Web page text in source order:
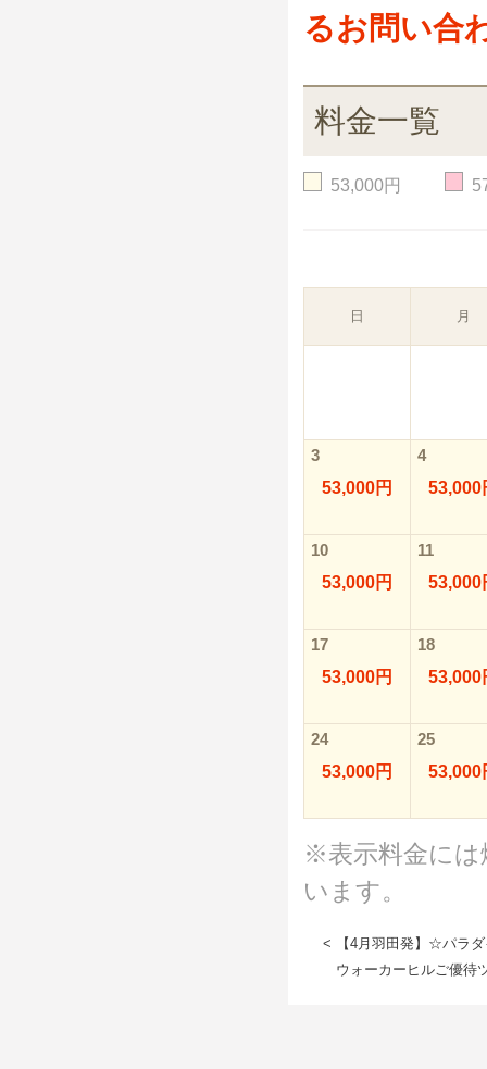
るお問い合
料金一覧
53,000円
日 月
3
53,000円
4
53,000
10
53,000円
11
53,000
17
53,000円
18
53,000
24
53,000円
25
53,000
※表示料金には
います。
< 【4月羽田発】☆パラダ
ウォーカーヒルご優待